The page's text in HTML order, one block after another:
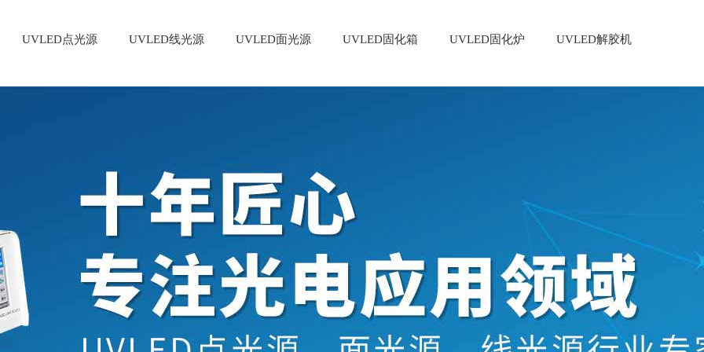
UVLED点光源 UVLED线光源 UVLED面光源 UVLED固化箱 UVLED固化炉 UVLED解胶机